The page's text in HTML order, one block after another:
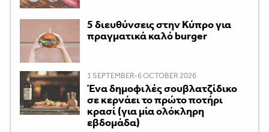
5 διευθύνσεις στην Κύπρο για
πραγματικά καλό burger
1 SEPTEMBER-6 OCTOBER 2026
Ένα δημοφιλές σουβλατζίδικο
σε κερνάει το πρώτο ποτήρι
κρασί (για μία ολόκληρη
εβδομάδα)